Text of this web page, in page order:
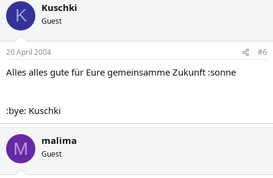
K Kuschki
Guest
20 April 2004 #6
Alles alles gute für Eure gemeinsamme Zukunft :sonne
:bye: Kuschki
M malima
Guest